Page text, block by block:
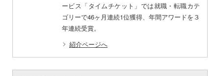
ービス「タイムチケット」では就職・転職カテ
ゴリーで46ヶ月連続1位獲得、年間アワードを３
年連続受賞。
紹介ページへ